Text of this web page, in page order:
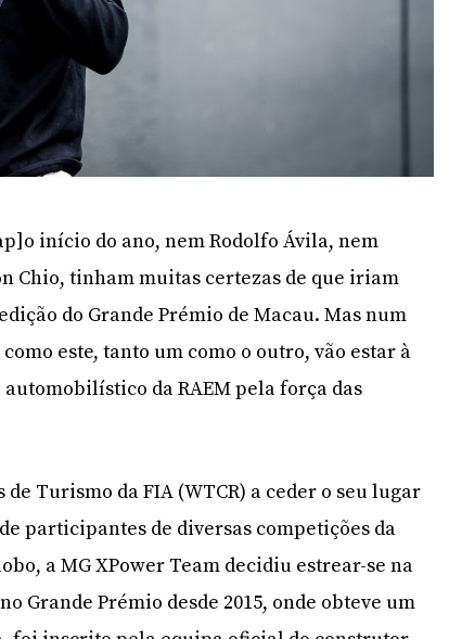
início do ano, nem Rodolfo Ávila, nem
Chio, tinham muitas certezas de que iriam
do Grande Prémio de Macau. Mas num
este, tanto um como o outro, vão estar à
da RAEM pela força das
de Turismo da FIA (WTCR) a ceder o seu lugar
participantes de diversas competições da
a MG XPower Team decidiu estrear-se na
Grande Prémio desde 2015, onde obteve um